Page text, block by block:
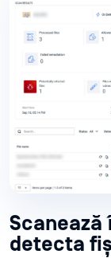
detecta